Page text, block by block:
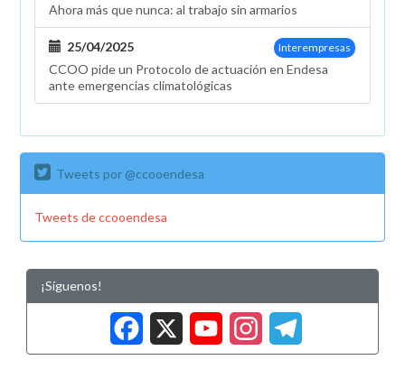
Ahora más que nunca: al trabajo sin armarios
Interempresas
25/04/2025
CCOO pide un Protocolo de actuación en Endesa
ante emergencias climatológicas
Tweets por @ccooendesa
Tweets de ccooendesa
¡Síguenos!
Facebook
X